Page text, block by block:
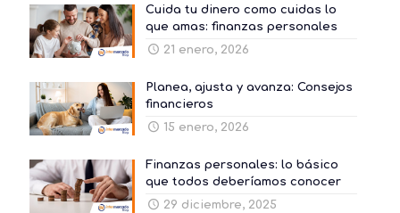
Cuida tu dinero como cuidas lo
que amas: finanzas personales
21 enero, 2026
Planea, ajusta y avanza: Consejos
financieros
15 enero, 2026
Finanzas personales: lo básico
que todos deberíamos conocer
29 diciembre, 2025